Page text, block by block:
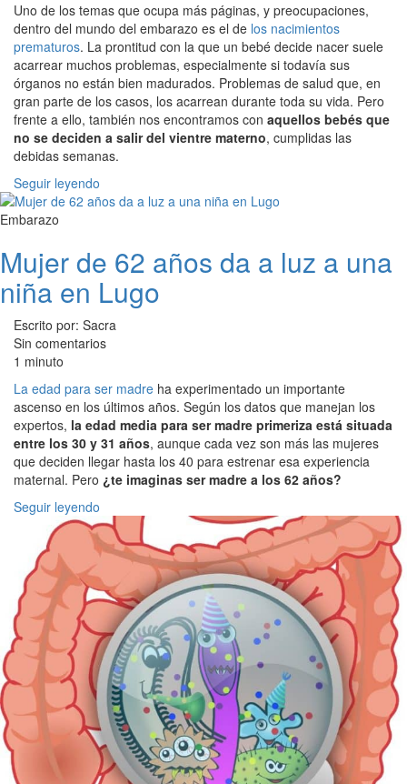
Uno de los temas que ocupa más páginas, y preocupaciones,
dentro del mundo del embarazo es el de los nacimientos
prematuros. La prontitud con la que un bebé decide nacer suele
acarrear muchos problemas, especialmente si todavía sus
órganos no están bien madurados. Problemas de salud que, en
gran parte de los casos, los acarrean durante toda su vida. Pero
frente a ello, también nos encontramos con aquellos bebés que
no se deciden a salir del vientre materno, cumplidas las
debidas semanas.
Seguir leyendo
Embarazo
Mujer de 62 años da a luz a una
niña en Lugo
Escrito por: Sacra
Sin comentarios
1 minuto
La edad para ser madre ha experimentado un importante
ascenso en los últimos años. Según los datos que manejan los
expertos, la edad media para ser madre primeriza está situada
entre los 30 y 31 años, aunque cada vez son más las mujeres
que deciden llegar hasta los 40 para estrenar esa experiencia
maternal. Pero ¿te imaginas ser madre a los 62 años?
Seguir leyendo